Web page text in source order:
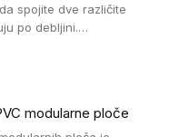
spojite dve različite
po debljini.
modularne ploče